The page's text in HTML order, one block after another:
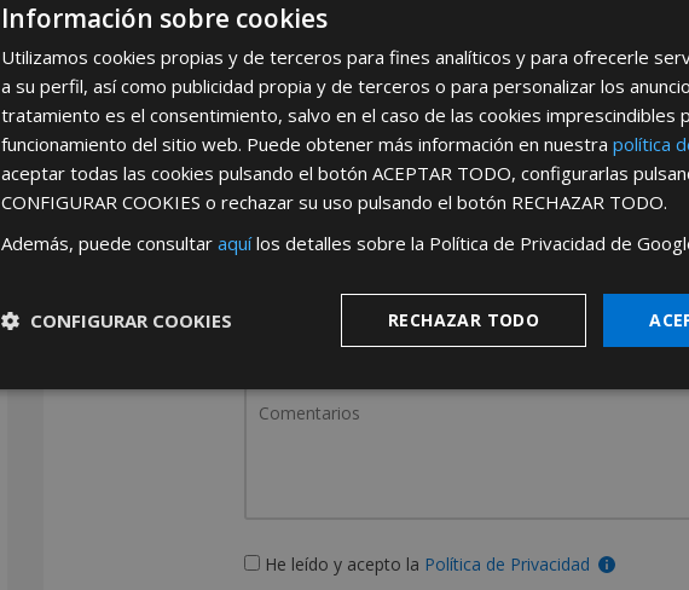
REGÍSTRATE PARA HACERTE
Desdeaquí podrá ver todas las
Rellene este formulario y nos pondremos en
¿De dónde es la
He leído y acepto la Política de Privacidad
Información sobre cookies
Utilizamos cookies propias y de terceros para fines analíticos y para ofrecerle
a su perfil, así como publicidad propia y de terceros o para personalizar los
tratamiento es el consentimiento, salvo en el caso de las cookies imprescindibles
funcionamiento del sitio web. Puede obtener más información en nuestra política
aceptar todas las cookies pulsando el botón ACEPTAR TODO, configurarlas
CONFIGURAR COOKIES o rechazar su uso pulsando el botón RECHAZAR TODO.
Además, puede consultar aquílos detalles sobre la Política de Privacidad de
RECHAZAR TODO
CONFIGURAR COOKIES